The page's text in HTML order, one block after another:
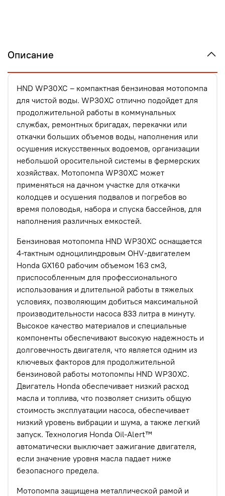
Описание
HND WP30XC – компактная бензиновая мотопомпа
для чистой воды. WP30XC отлично подойдет для
продолжительной работы в коммунальных
службах, ремонтных бригадах, перекачки или
откачки больших объемов воды, наполнения или
осушения искусственных водоемов, организации
небольшой оросительной системы в фермерских
хозяйствах. Мотопомпа WP30XC может
применяться на дачном участке для откачки
колодцев и осушения подвалов и погребов во
время половодья, набора и спуска бассейнов, для
наполнения различных емкостей.
Бензиновая мотопомпа HND WP30XC оснащается
4-тактным одноцилиндровым OHV-двигателем
Honda GX160 рабочим объемом 163 см3,
приспособленным для профессионального
использования и длительной работы в тяжелых
условиях, позволяющим добиться максимальной
производительности насоса 833 литра в минуту.
Высокое качество материалов и специальные
компоненты обеспечивают высокую надежность и
долговечность двигателя, что является одним из
ключевых факторов для продолжительной
бензиновой работы мотопомпы HND WP30XC.
Двигатель Honda обеспечивает низкий расход
масла и топлива, что позволяет снизить общую
стоимость эксплуатации насоса, обеспечивает
низкий уровень вибрации и шума, а также легкий
запуск. Технология Honda Oil-Alert™
автоматически выключает зажигание двигателя,
если значение уровня масла падает ниже
безопасного предела.
Мотопомпа защищена металлической рамой и